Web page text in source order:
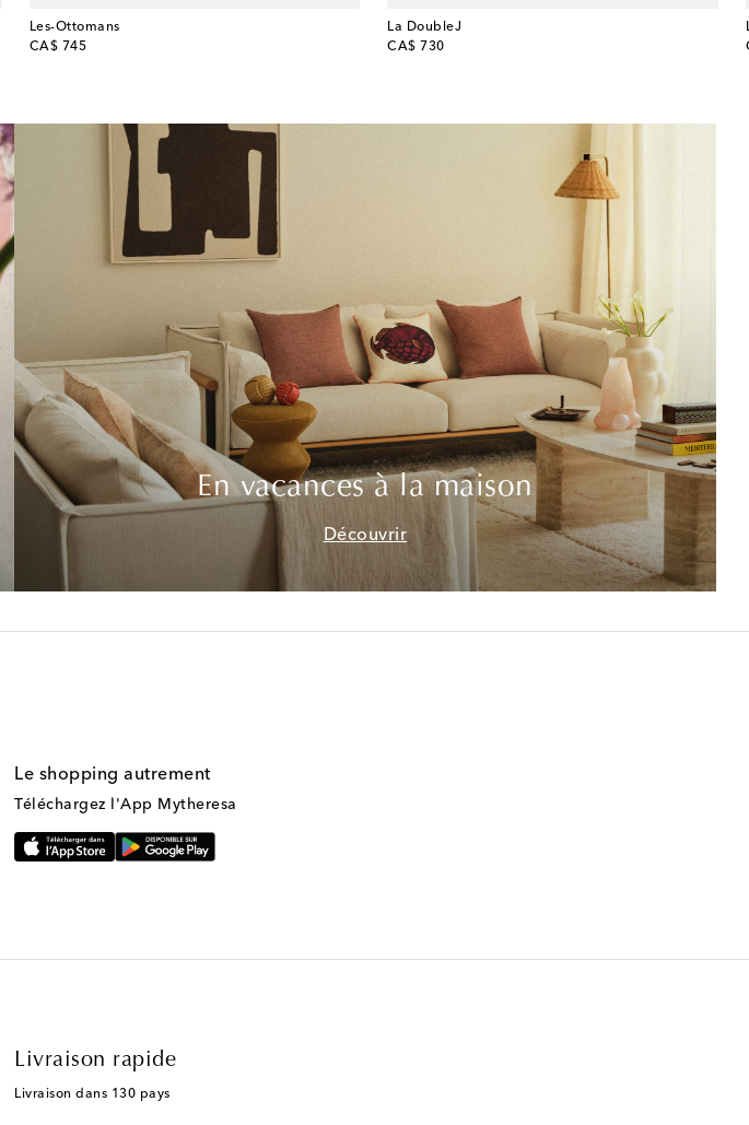
Les-Ottomans
CA$ 745
original price
La DoubleJ
CA$ 730
original price
En vacances à la maison
Découvrir
Le shopping autrement
Téléchargez l'App Mytheresa
Livraison rapide
Livraison dans 130 pays